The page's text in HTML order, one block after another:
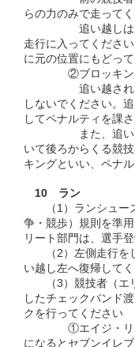
らの力のみで走って
追い越しは20秒
走行に入ってくださ
に元の位置にもどっ
②ブロッキング
追い越される競
しないでください。
してペナルティを課
また、追い越し
いて後ろからくる競
キングといい、ペナ
10 ラン
（1）ラ ンシュー
争・競歩）規則を準
リート部門は、選手
（2）左側走行をし
い越し左へ復帰して
（3）競技者（エリ
したチェックバンド
クを行ってください
①エイジ・リレー
になるとセブンイレ